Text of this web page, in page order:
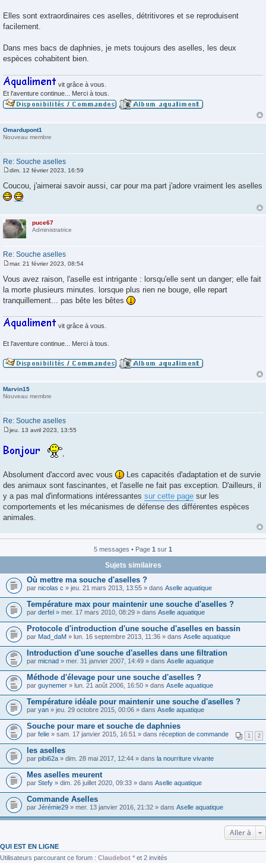
e
Elles sont extraordinaires ces aselles, détritivores et se reproduisent
facilement.
Dans mes bacs de daphnies, je mets toujours des aselles, les deux
espèces cohabitent bien.
vit grâce à vous.
Et l'aventure continue... Merci à tous.
Omardupont1
Nouveau membre
Re: Souche aselles
e
s
s
e
dim. 12 février 2023, 16:59
Coucou, j'aimerai savoir aussi, car pour ma part j'adore vraiment les aselles
puce67
Administratrice
Re: Souche aselles
s
s
g
mar. 21 février 2023, 08:54
Vous avez raison, l'aselle est intrigante : lorsqu'elle sent un danger; elle fait
la morte plusieurs minutes. lorsque plus rien ne bouge, elle repart
tranquillement... pas bête les bêtes
vit grâce à vous.
Et l'aventure continue... Merci à tous.
Marvin15
Nouveau membre
Re: Souche aselles
M
s
e
jeu. 13 avril 2023, 13:55
Absolument d'accord avec vous
Les capacités d'adaptation et de survie
des animaux sont fascinantes, et l'aselle ne fait pas exception. D'ailleurs, il
y a pas mal d'informations intéressantes sur cette page sur les
comportements et les mécanismes de défense des différentes espèces
animales.
5 messages • Page 1 sur 1
Sujets similaires
Où mettre ma souche d'aselles ?
par nicolas c » jeu. 21 mars 2013, 13:55 » dans Aselle aquatique
Température max pour maintenir une souche d'aselles ?
par derfel » mer. 17 mars 2010, 08:29 » dans Aselle aquatique
Protocole d'introduction d'une souche d'aselles en bassin
par Mad_daM » lun. 16 septembre 2013, 11:36 » dans Aselle aquatique
Introduction d'une souche d'aselles dans une filtration
par micnad » mer. 31 janvier 2007, 14:49 » dans Aselle aquatique
Méthode d'élevage pour une souche d'aselles ?
par guynemer » lun. 21 août 2006, 16:50 » dans Aselle aquatique
Température idéale pour maintenir une souche d'aselles ?
par yan » jeu. 29 octobre 2015, 00:06 » dans Aselle aquatique
Souche pour mare et souche de daphnies
1 2
par felie » sam. 17 janvier 2015, 16:51 » dans réception de commande
les aselles
par pibi62a » dim. 28 mai 2017, 12:44 » dans la nourriture vivante
Mes aselles meurent
par Stefy » dim. 26 juillet 2020, 09:33 » dans Aselle aquatique
Commande Aselles
par Jérémie29 » mer. 13 janvier 2016, 21:32 » dans Aselle aquatique
Aller à
QUI EST EN LIGNE
Utilisateurs parcourant ce forum : Claudebot * et 2 invités